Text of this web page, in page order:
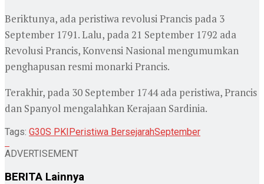
Beriktunya, ada peristiwa revolusi Prancis pada 3
September 1791. Lalu, pada 21 September 1792 ada
Revolusi Prancis, Konvensi Nasional mengumumkan
penghapusan resmi monarki Prancis.
Terakhir, pada 30 September 1744 ada peristiwa, Prancis
dan Spanyol mengalahkan Kerajaan Sardinia.
Tags: G30S PKIPeristiwa BersejarahSeptember
ADVERTISEMENT
BERITA Lainnya